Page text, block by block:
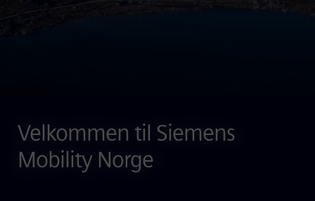
Velkommen til Siemens
Mobility Norge